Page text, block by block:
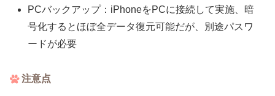
PCバックアップ：iPhoneをPCに接続して実施、暗
号化するとほぼ全データ復元可能だが、別途パスワ
ードが必要
注意点